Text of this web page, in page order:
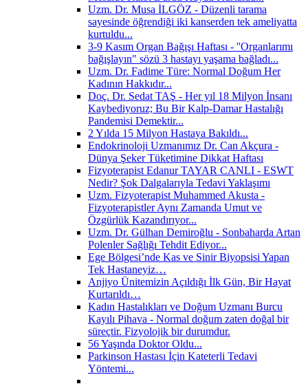
Uzm. Dr. Musa İLGÖZ - Düzenli tarama
sayesinde öğrendiği iki kanserden tek ameliyatta
kurtuldu...
3-9 Kasım Organ Bağışı Haftası - ''Organlarımı
bağışlayın" sözü 3 hastayı yaşama bağladı...
Uzm. Dr. Fadime Türe: Normal Doğum Her
Kadının Hakkıdır...
Doç. Dr. Sedat TAŞ - Her yıl 18 Milyon İnsanı
Kaybediyoruz; Bu Bir Kalp-Damar Hastalığı
Pandemisi Demektir...
2 Yılda 15 Milyon Hastaya Bakıldı...
Endokrinoloji Uzmanımız Dr. Can Akçura -
Dünya Şeker Tüketimine Dikkat Haftası
Fizyoterapist Edanur TAYAR CANLI - ESWT
Nedir? Şok Dalgalarıyla Tedavi Yaklaşımı
Uzm. Fizyoterapist Muhammed Akusta -
Fizyoterapistler Aynı Zamanda Umut ve
Özgürlük Kazandırıyor...
Uzm. Dr. Gülhan Demiroğlu - Sonbaharda Artan
Polenler Sağlığı Tehdit Ediyor...
Ege Bölgesi’nde Kas ve Sinir Biyopsisi Yapan
Tek Hastaneyiz…
Anjiyo Ünitemizin Açıldığı İlk Gün, Bir Hayat
Kurtarıldı…
Kadın Hastalıkları ve Doğum Uzmanı Burcu
Kayılı Pihava - Normal doğum zaten doğal bir
süreçtir. Fizyolojik bir durumdur.
56 Yaşında Doktor Oldu...
Parkinson Hastası İçin Kateterli Tedavi
Yöntemi...